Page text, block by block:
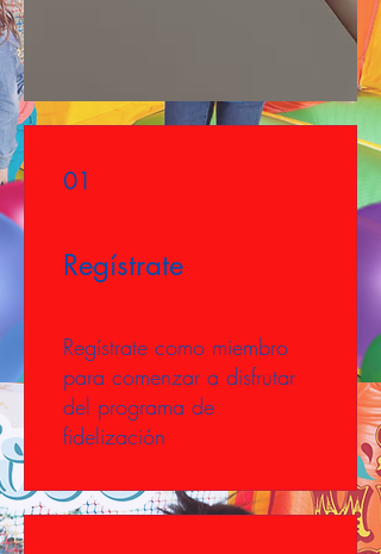
01
Regístrate
Regístrate como miembro
para comenzar a disfrutar
del programa de
fidelización